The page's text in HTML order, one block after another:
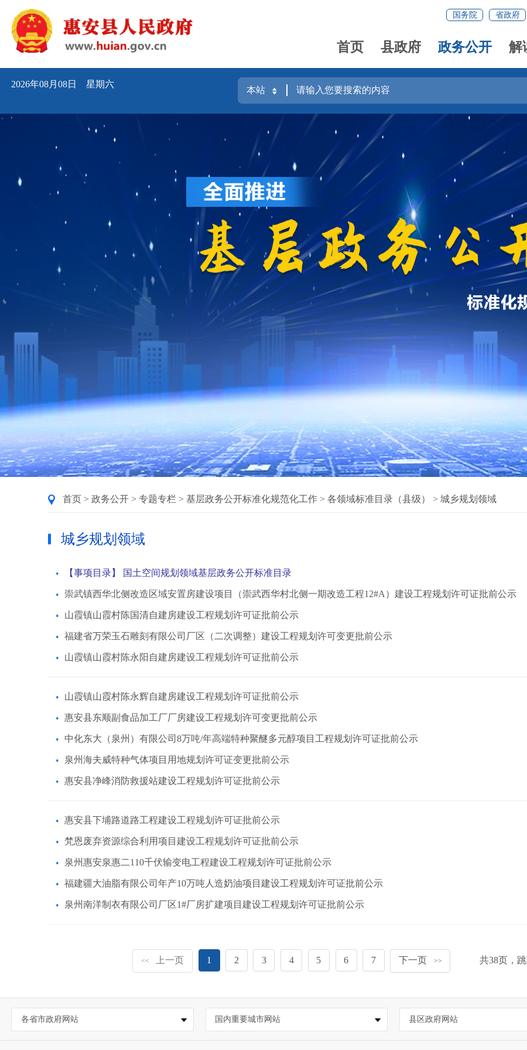
国务院 省政府
首页 县政府 政务公开 解
2026年08月08日 星期六
首页 > 政务公开 > 专题专栏 > 基层政务公开标准化规范化工作 > 各领域标准目录（县级） > 城乡规划领域
城乡规划领域
【事项目录】 国土空间规划领域基层政务公开标准目录
崇武镇西华北侧改造区域安置房建设项目（崇武西华村北侧一期改造工程12#A）建设工程规划许可证批前公示
山霞镇山霞村陈国清自建房建设工程规划许可证批前公示
福建省万荣玉石雕刻有限公司厂区（二次调整）建设工程规划许可变更批前公示
山霞镇山霞村陈永阳自建房建设工程规划许可证批前公示
山霞镇山霞村陈永辉自建房建设工程规划许可证批前公示
惠安县东顺副食品加工厂厂房建设工程规划许可变更批前公示
中化东大（泉州）有限公司8万吨/年高端特种聚醚多元醇项目工程规划许可证批前公示
泉州海夫威特种气体项目用地规划许可证变更批前公示
惠安县净峰消防救援站建设工程规划许可证批前公示
惠安县下埔路道路工程建设工程规划许可证批前公示
梵恩废弃资源综合利用项目建设工程规划许可证批前公示
泉州惠安泉惠二110千伏输变电工程建设工程规划许可证批前公示
福建疆大油脂有限公司年产10万吨人造奶油项目建设工程规划许可证批前公示
泉州南洋制衣有限公司厂区1#厂房扩建项目建设工程规划许可证批前公示
<< 上一页 1 2 3 4 5 6 7 下一页 >> 共38页，
各省市政府网站 国内重要城市网站 县区政府网站